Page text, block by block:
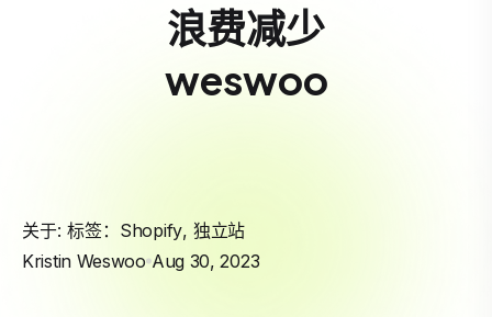
浪费减少
weswoo
关于: 标签： Shopify, 独立站
Kristin Weswoo Aug 30, 2023